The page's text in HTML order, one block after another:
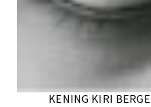
KENING KIRI